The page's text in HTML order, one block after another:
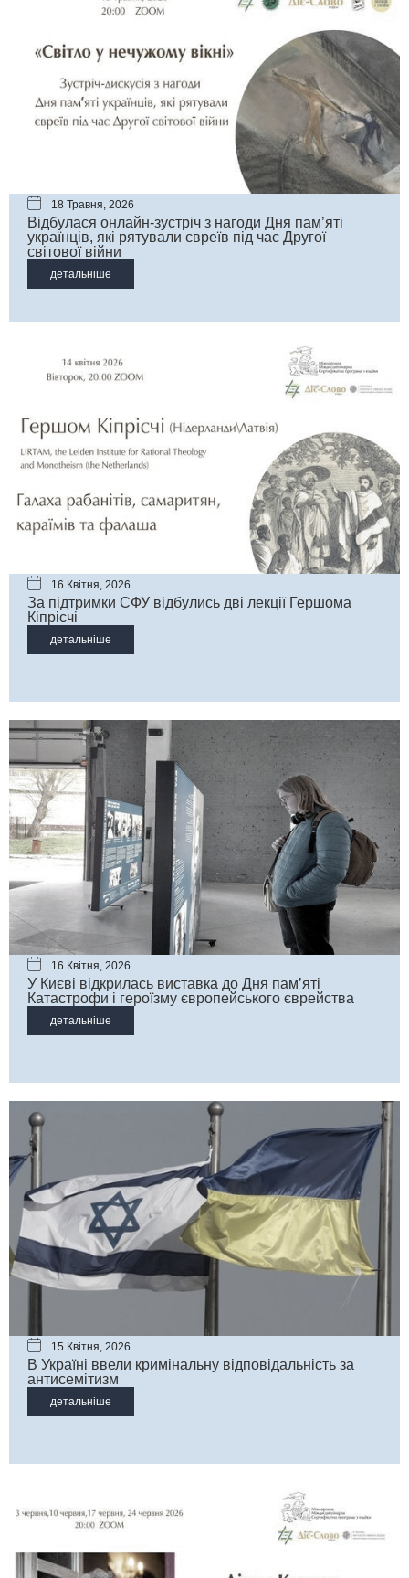
18 Травня, 2026
Відбулася онлайн-зустріч з нагоди Дня пам’яті
українців, які рятували євреїв під час Другої
світової війни
детальніше
16 Квітня, 2026
За підтримки СФУ відбулись дві лекції Гершома
Кіпрісчі
детальніше
16 Квітня, 2026
У Києві відкрилась виставка до Дня пам’яті
Катастрофи і героїзму європейського єврейства
детальніше
15 Квітня, 2026
В Україні ввели кримінальну відповідальність за
антисемітизм
детальніше